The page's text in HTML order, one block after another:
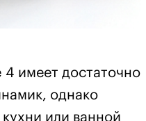
имеет достаточно
однако
или ванной